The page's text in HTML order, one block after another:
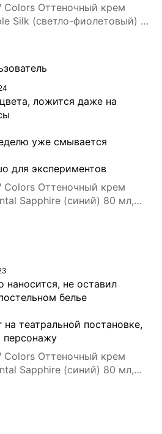
Colors Оттеночный крем
Silk (светло-фиолетовый) 80
волос, уход за
ложится даже на
уже смывается
для экспериментов
Colors Оттеночный крем
Sapphire (синий) 80 мл,
волос, уход за
наносится, не оставил
белье
на театральной постановке,
Colors Оттеночный крем
Sapphire (синий) 80 мл,
волос, уход за